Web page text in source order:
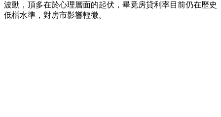
波動，頂多在於心理層面的起伏，畢竟房貸利率目前仍在歷史
低檔水準，對房市影響輕微。